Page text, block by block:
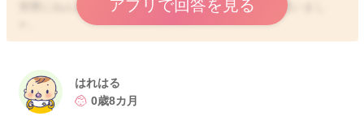
実際にねんねをしている時間帯も問題はなさそうに思いまし
夜の寝る時間も遅くなっていませんし、朝もちゃんと早くに起
もありません。
アプリで回答を見る
はれはる
0歳8カ月